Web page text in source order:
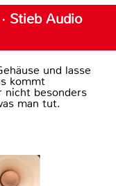
Stieb Audio
und lasse
kommt
nicht besonders
man tut.